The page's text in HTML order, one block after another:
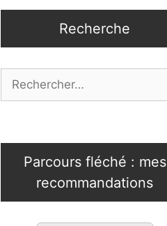
Recherche
Parcours fléché : mes
recommandations